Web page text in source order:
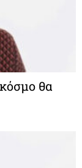
θα